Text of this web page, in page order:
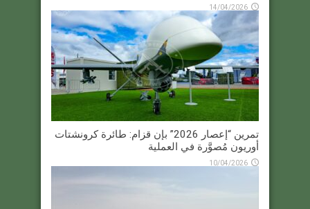
14/04/2026
تمرين “إعصار 2026” بإن قزام: طائرة كرونشتات
أوريون مُصوَّرة في العملية
10/04/2026